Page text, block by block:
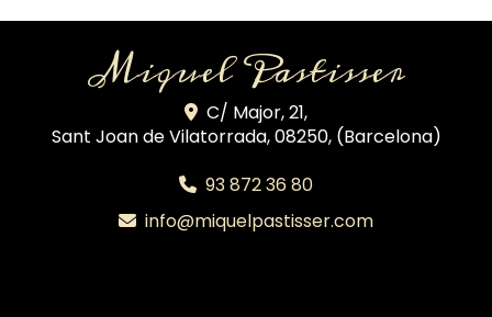
Miquel Pastisser
C/ Major, 21,
Sant Joan de Vilatorrada,08250, (Barcelona)
93 872 36 80
info
miquelpastisser.com